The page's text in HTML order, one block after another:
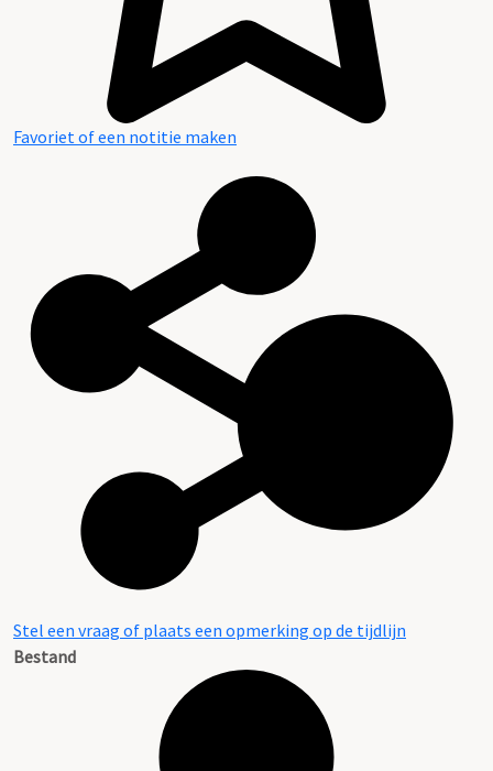
Favoriet of een notitie maken
Stel een vraag of plaats een opmerking op de tijdlijn
Bestand